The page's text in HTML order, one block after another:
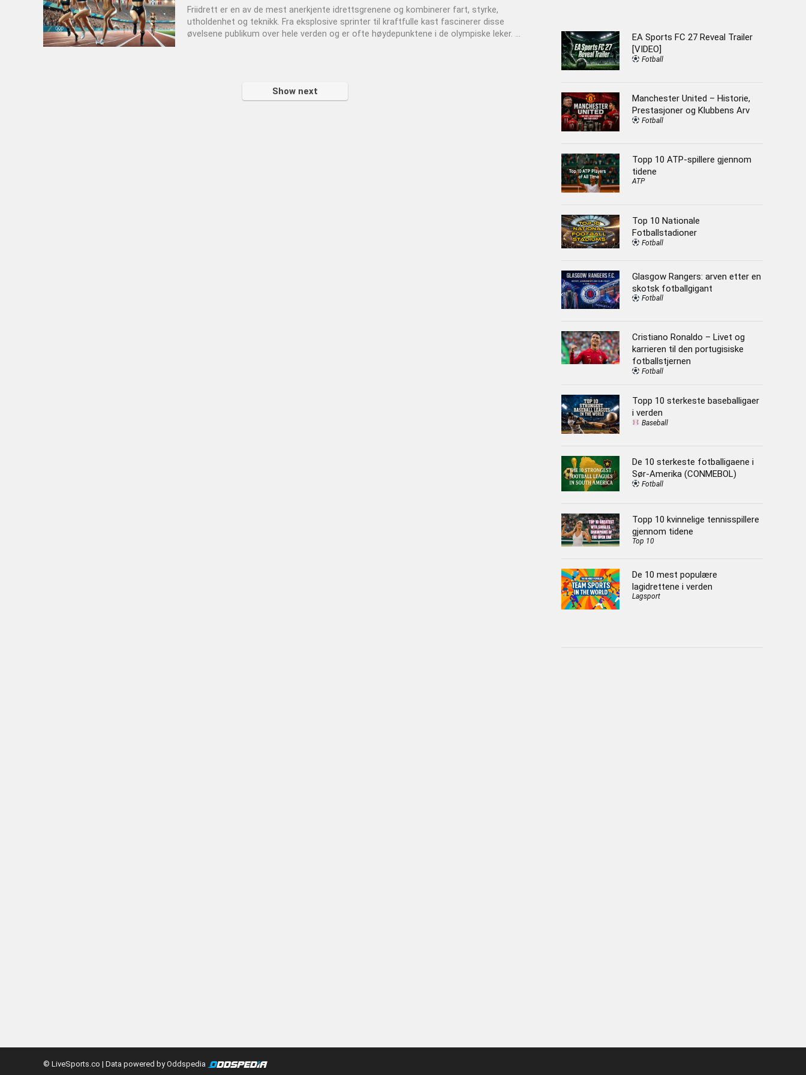
Friidrett er en av de mest anerkjente idrettsgrenene og kombinerer fart, styrke,
utholdenhet og teknikk. Fra eksplosive sprinter til kraftfulle kast fascinerer disse
øvelsene publikum over hele verden og er ofte høydepunktene i de olympiske leker. ...
Show next
EA Sports FC 27 Reveal Trailer
[VIDEO]
Fotball
Manchester United – Historie,
Prestasjoner og Klubbens Arv
Fotball
Topp 10 ATP-spillere gjennom
tidene
ATP
Top 10 Nationale
Fotballstadioner
Fotball
Glasgow Rangers: arven etter en
skotsk fotballgigant
Fotball
Cristiano Ronaldo – Livet og
karrieren til den portugisiske
fotballstjernen
Fotball
Topp 10 sterkeste baseballigaer
i verden
Baseball
De 10 sterkeste fotballigaene i
Sør-Amerika (CONMEBOL)
Fotball
Topp 10 kvinnelige tennisspillere
gjennom tidene
Top 10
De 10 mest populære
lagidrettene i verden
Lagsport
© LiveSports.co | Data powered by Oddspedia